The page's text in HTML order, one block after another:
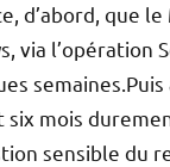
d’abord, que
via l’opération
six mois
sensible du